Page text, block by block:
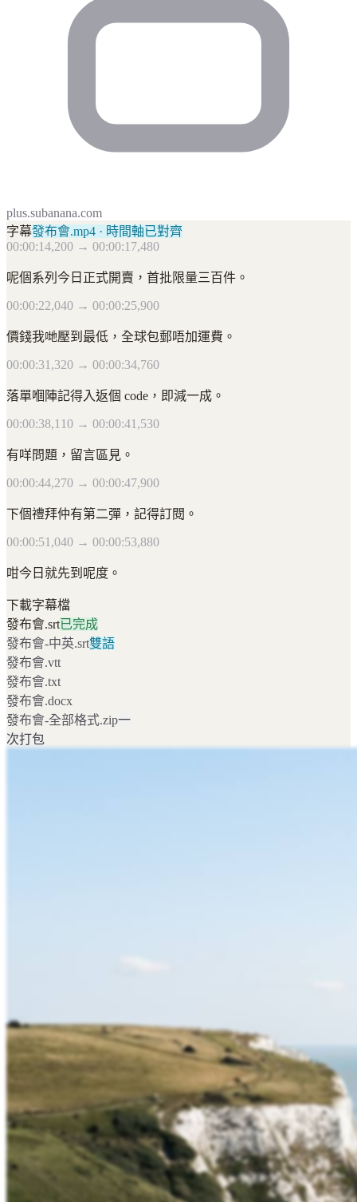
plus.subanana.com
字幕發布會.mp4 · 時間軸已對齊
00:00:14,200 → 00:00:17,480
呢個系列今日正式開賣，首批限量三百件。
00:00:22,040 → 00:00:25,900
價錢我哋壓到最低，全球包郵唔加運費。
00:00:31,320 → 00:00:34,760
落單嗰陣記得入返個 code，即減一成。
00:00:38,110 → 00:00:41,530
有咩問題，留言區見。
00:00:44,270 → 00:00:47,900
下個禮拜仲有第二彈，記得訂閱。
00:00:51,040 → 00:00:53,880
咁今日就先到呢度。
下載字幕檔
發布會.srt已完成
發布會-中英.srt雙語
發布會.vtt
發布會.txt
發布會.docx
發布會-全部格式.zip一
次打包